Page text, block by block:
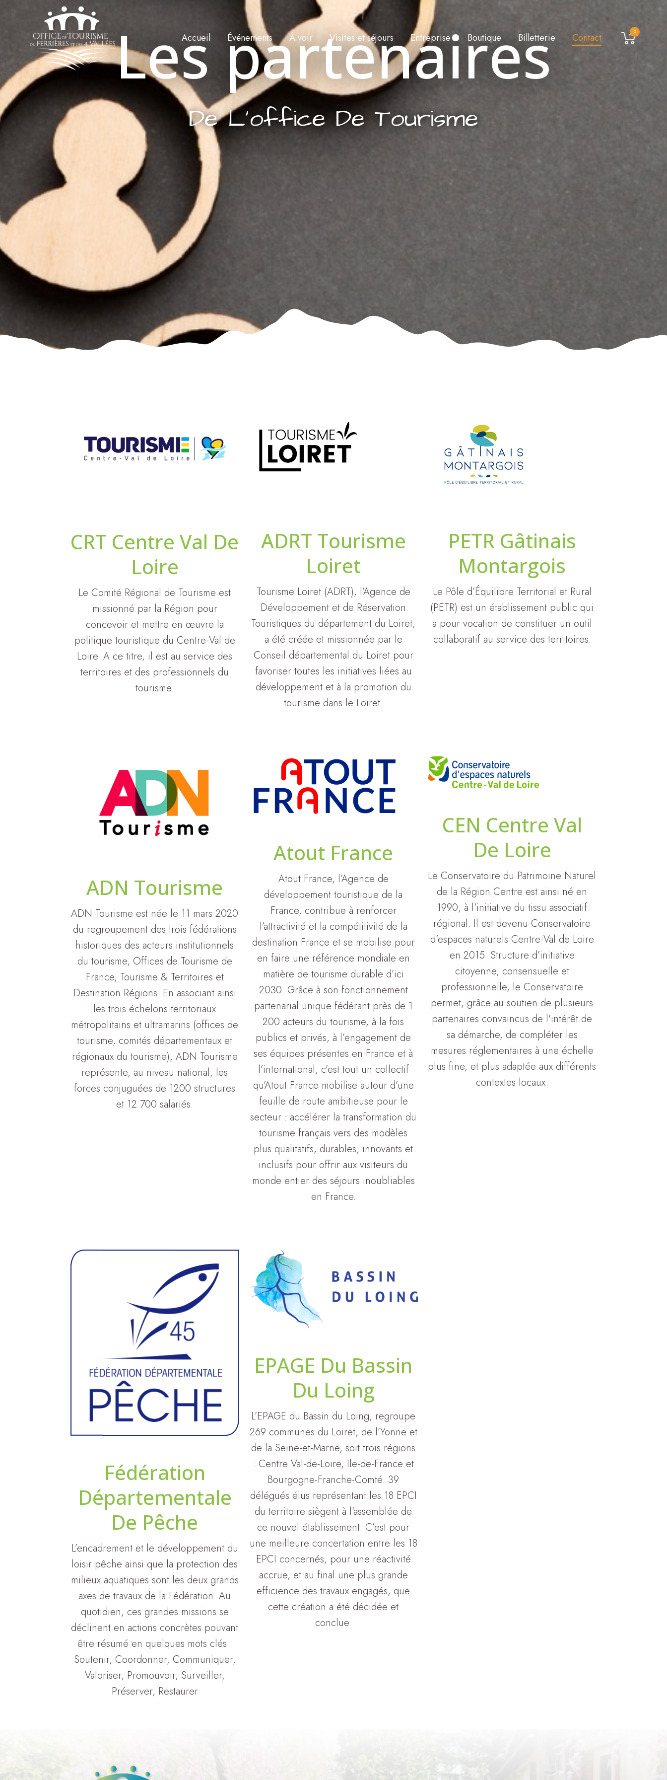
Accueil Événements À voir Visites et séjours Entreprise Boutique Billetterie Contact 0
Les partenaires
De L'office De Tourisme
CRT Centre Val De
Loire
Le Comité Régional de Tourisme est
missionné par la Région pour
concevoir et mettre en œuvre la
politique touristique du Centre-Val de
Loire. A ce titre, il est au service des
territoires et des professionnels du
tourisme.
ADRT Tourisme
Loiret
Tourisme Loiret (ADRT), l’Agence de
Développement et de Réservation
Touristiques du département du Loiret,
a été créée et missionnée par le
Conseil départemental du Loiret pour
favoriser toutes les initiatives liées au
développement et à la promotion du
tourisme dans le Loiret.
PETR Gâtinais
Montargois
Le Pôle d’Équilibre Territorial et Rural
(PETR) est un établissement public qui
a pour vocation de constituer un outil
collaboratif au service des territoires.
ADN Tourisme
ADN Tourisme est née le 11 mars 2020
du regroupement des trois fédérations
historiques des acteurs institutionnels
du tourisme, Offices de Tourisme de
France, Tourisme & Territoires et
Destination Régions. En associant ainsi
les trois échelons territoriaux
métropolitains et ultramarins (offices de
tourisme, comités départementaux et
régionaux du tourisme), ADN Tourisme
représente, au niveau national, les
forces conjuguées de 1200 structures
et 12 700 salariés.
Atout France
Atout France, l’Agence de
développement touristique de la
France, contribue à renforcer
l’attractivité et la compétitivité de la
destination France et se mobilise pour
en faire une référence mondiale en
matière de tourisme durable d’ici
2030. Grâce à son fonctionnement
partenarial unique fédérant près de 1
200 acteurs du tourisme, à la fois
publics et privés, à l’engagement de
ses équipes présentes en France et à
l’international, c’est tout un collectif
qu’Atout France mobilise autour d’une
feuille de route ambitieuse pour le
secteur : accélérer la transformation du
tourisme français vers des modèles
plus qualitatifs, durables, innovants et
inclusifs pour offrir aux visiteurs du
monde entier des séjours inoubliables
en France.
CEN Centre Val
De Loire
Le Conservatoire du Patrimoine Naturel
de la Région Centre est ainsi né en
1990, à l'initiative du tissu associatif
régional. Il est devenu Conservatoire
d'espaces naturels Centre-Val de Loire
en 2015. Structure d’initiative
citoyenne, consensuelle et
professionnelle, le Conservatoire
permet, grâce au soutien de plusieurs
partenaires convaincus de l'intérêt de
sa démarche, de compléter les
mesures réglementaires à une échelle
plus fine, et plus adaptée aux différents
contextes locaux.
Fédération
Départementale
De Pêche
L’encadrement et le développement du
loisir pêche ainsi que la protection des
milieux aquatiques sont les deux grands
axes de travaux de la Fédération. Au
quotidien, ces grandes missions se
déclinent en actions concrètes pouvant
être résumé en quelques mots clés :
Soutenir, Coordonner, Communiquer,
Valoriser, Promouvoir, Surveiller,
Préserver, Restaurer
EPAGE Du Bassin
Du Loing
L’EPAGE du Bassin du Loing, regroupe
269 communes du Loiret, de l’Yonne et
de la Seine-et-Marne, soit trois régions
: Centre Val-de-Loire, Ile-de-France et
Bourgogne-Franche-Comté. 39
délégués élus représentant les 18 EPCI
du territoire siègent à l'assemblée de
ce nouvel établissement. C’est pour
une meilleure concertation entre les 18
EPCI concernés, pour une réactivité
accrue, et au final une plus grande
efficience des travaux engagés, que
cette création a été décidée et
conclue.